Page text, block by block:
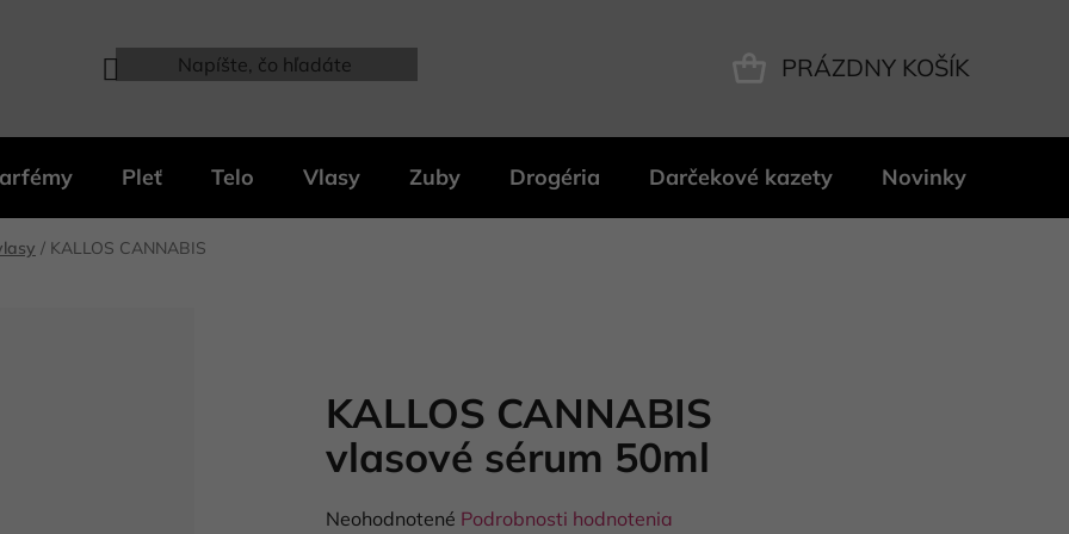
PRÁZDNY KOŠÍK
Pleť Telo Vlasy Zuby Drogéria Darčekové kazety Novinky
/ KALLOS CANNABIS
KALLOS CANNABIS
vlasové sérum 50ml
Priemerné
Neohodnotené Podrobnosti hodnotenia